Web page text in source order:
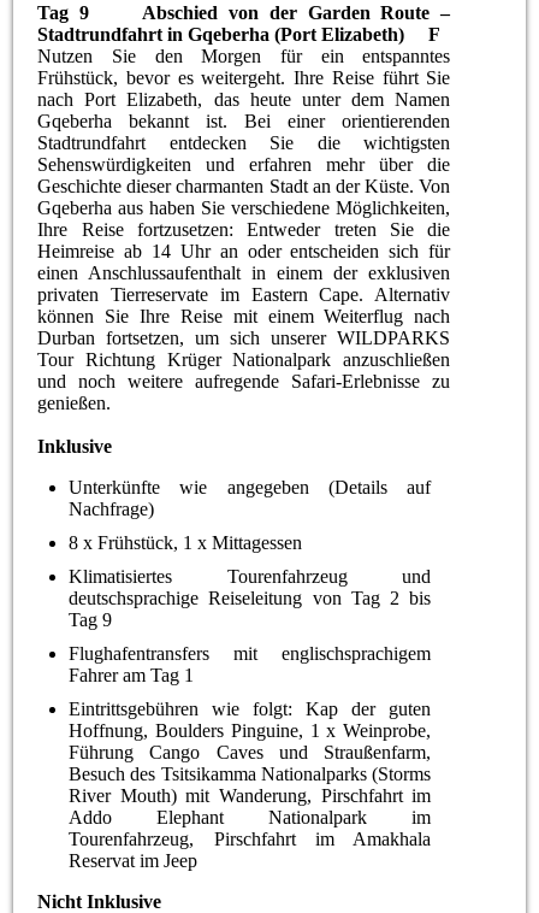
Tag 9 Abschied von der Garden Route –
Stadtrundfahrt in Gqeberha (Port Elizabeth) F
Nutzen Sie den Morgen für ein entspanntes
Frühstück, bevor es weitergeht. Ihre Reise führt Sie
nach Port Elizabeth, das heute unter dem Namen
Gqeberha bekannt ist. Bei einer orientierenden
Stadtrundfahrt entdecken Sie die wichtigsten
Sehenswürdigkeiten und erfahren mehr über die
Geschichte dieser charmanten Stadt an der Küste. Von
Gqeberha aus haben Sie verschiedene Möglichkeiten,
Ihre Reise fortzusetzen: Entweder treten Sie die
Heimreise ab 14 Uhr an oder entscheiden sich für
einen Anschlussaufenthalt in einem der exklusiven
privaten Tierreservate im Eastern Cape. Alternativ
können Sie Ihre Reise mit einem Weiterflug nach
Durban fortsetzen, um sich unserer WILDPARKS
Tour Richtung Krüger Nationalpark anzuschließen
und noch weitere aufregende Safari-Erlebnisse zu
genießen.
Inklusive
Unterkünfte wie angegeben (Details auf
Nachfrage)
8 x Frühstück, 1 x Mittagessen
Klimatisiertes Tourenfahrzeug und
deutschsprachige Reiseleitung von Tag 2 bis
Tag 9
Flughafentransfers mit englischsprachigem
Fahrer am Tag 1
Eintrittsgebühren wie folgt: Kap der guten
Hoffnung, Boulders Pinguine, 1 x Weinprobe,
Führung Cango Caves und Straußenfarm,
Besuch des Tsitsikamma Nationalparks (Storms
River Mouth) mit Wanderung, Pirschfahrt im
Addo Elephant Nationalpark im
Tourenfahrzeug, Pirschfahrt im Amakhala
Reservat im Jeep
Nicht Inklusive